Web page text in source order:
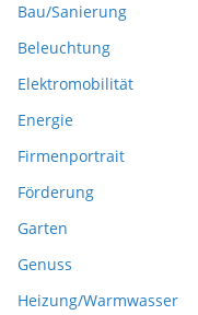
Bau/Sanierung
Beleuchtung
Elektromobilität
Energie
Firmenportrait
Förderung
Garten
Genuss
Heizung/Warmwasser